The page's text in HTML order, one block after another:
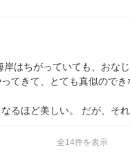
岸はちがっていても、おな
てきて、とても真似ので
るほど美しい。 だが、そ
全14件を表示